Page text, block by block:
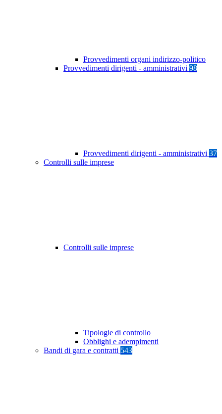
Provvedimenti organi indirizzo-politico
Provvedimenti dirigenti - amministrativi 98
Provvedimenti dirigenti - amministrativi 37
Controlli sulle imprese
Controlli sulle imprese
Tipologie di controllo
Obblighi e adempimenti
Bandi di gara e contratti 543